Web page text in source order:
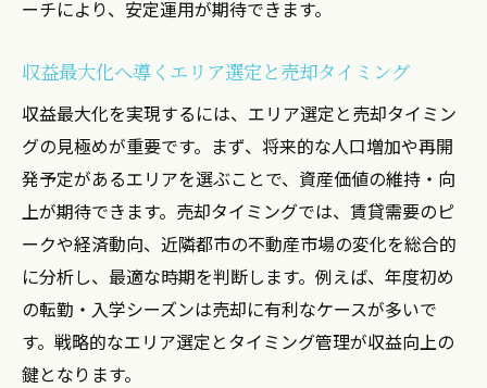
ーチにより、安定運用が期待できます。
収益最大化へ導くエリア選定と売却タイミング
収益最大化を実現するには、エリア選定と売却タイミン
グの見極めが重要です。まず、将来的な人口増加や再開
発予定があるエリアを選ぶことで、資産価値の維持・向
上が期待できます。売却タイミングでは、賃貸需要のピ
ークや経済動向、近隣都市の不動産市場の変化を総合的
に分析し、最適な時期を判断します。例えば、年度初め
の転勤・入学シーズンは売却に有利なケースが多いで
す。戦略的なエリア選定とタイミング管理が収益向上の
鍵となります。